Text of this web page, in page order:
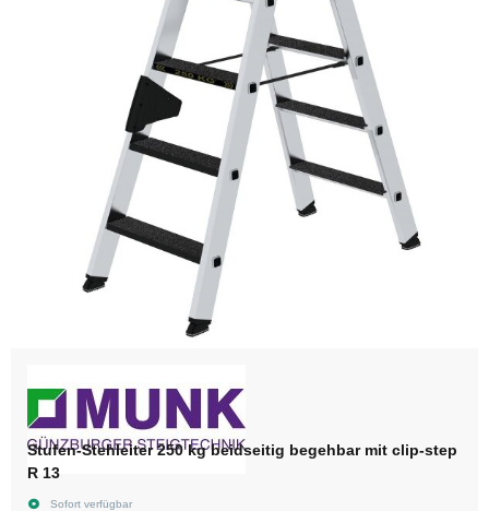
Stufen-Stehleiter 250 kg beidseitig begehbar mit clip-step
R 13
Sofort verfügbar